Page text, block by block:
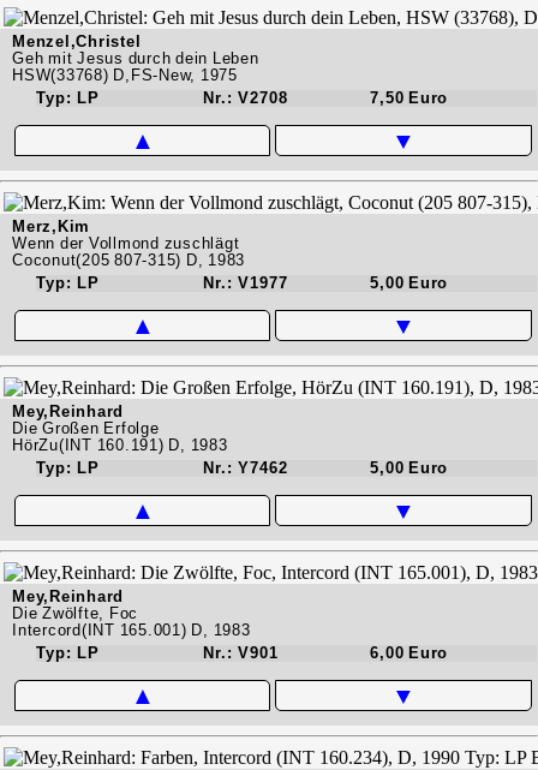
Menzel,Christel
Geh mit Jesus durch dein Leben
HSW(33768) D,FS-New, 1975
Typ: LP
Nr.: V2708 7,50 Euro
▲ ▼
Merz,Kim
Wenn der Vollmond zuschlägt
Coconut(205 807-315) D, 1983
Typ: LP
Nr.: V1977 5,00 Euro
▲ ▼
Mey,Reinhard
Die Großen Erfolge
HörZu(INT 160.191) D, 1983
Typ: LP
Nr.: Y7462 5,00 Euro
▲ ▼
Mey,Reinhard
Die Zwölfte, Foc
Intercord(INT 165.001) D, 1983
Typ: LP
Nr.: V901 6,00 Euro
▲ ▼